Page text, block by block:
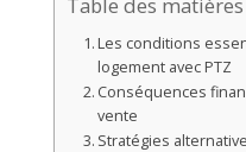
Table des matières
Les conditions
logement avec PTZ
Conséquences
vente
Stratégies